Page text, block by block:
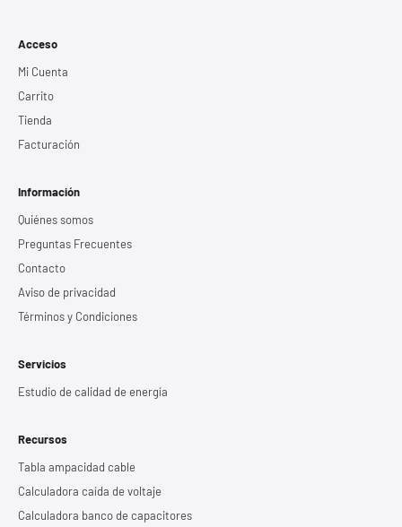
Acceso
Mi Cuenta
Carrito
Tienda
Facturación
Información
Quiénes somos
Preguntas Frecuentes
Contacto
Aviso de privacidad
Términos y Condiciones
Servicios
Estudio de calidad de energía
Recursos
Tabla ampacidad cable
Calculadora caída de voltaje
Calculadora banco de capacitores